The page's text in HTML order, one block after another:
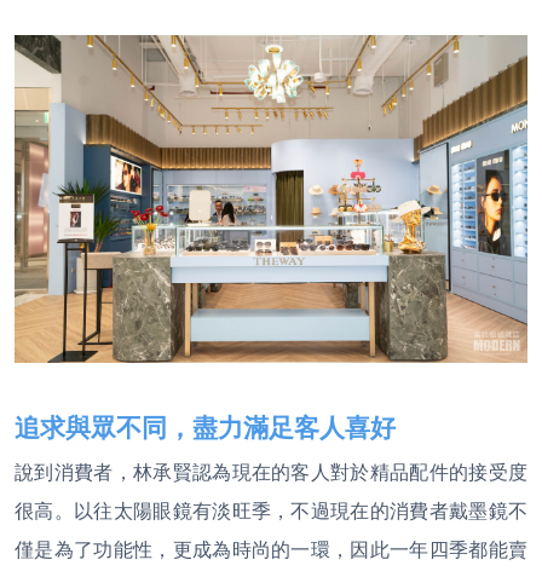
追求與眾不同，盡力滿足客人喜好
說到消費者，林承賢認為現在的客人對於精品配件的接受度
很高。以往太陽眼鏡有淡旺季，不過現在的消費者戴墨鏡不
僅是為了功能性，更成為時尚的一環，因此一年四季都能賣